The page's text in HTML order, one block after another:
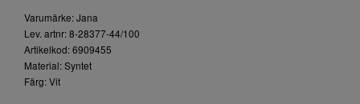
Varumärke: Jana
Lev. artnr: 8-28377-44/100
Artikelkod: 6909455
Material: Syntet
Färg: Vit